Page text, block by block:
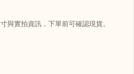
與實拍資訊，下單前可確認現貨。